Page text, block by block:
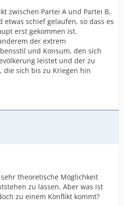
zwischen Partei A und Partei B,
schief gelaufen, so dass es
erst gekommen ist.
der extrem
und Konsum, den sich
leistet und der zu
sich bis zu Kriegen hin
theoretische Möglichkeit
zu lassen. Aber was ist
zu einem Konflikt kommt?